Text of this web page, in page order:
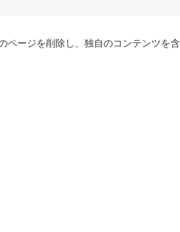
ページを削除し、独自のコンテンツを含